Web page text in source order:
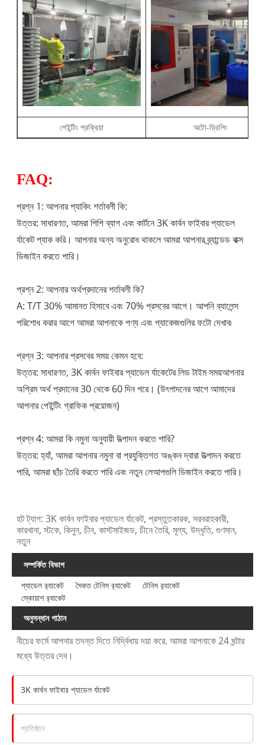
পেইন্টিং প্রক্রিয়া অটো-ড্রিলিং
FAQ:
প্রশ্ন 1: আপনার প্যাকিং শর্তাবলী কি:
উত্তর: সাধারণত, আমরা পিপি ব্যাগ এবং কার্টনে 3K কার্বন ফাইবার প্যাডেল
র্যাকেট প্যাক করি। আপনার অন্য অনুরোধ থাকলে আমরা আপনার ব্র্যান্ডেড বাক্স
ডিজাইন করতে পারি।
প্রশ্ন 2: আপনার অর্থপ্রদানের শর্তাবলী কি?
A: T/T 30% আমানত হিসাবে এবং 70% প্রসবের আগে। আপনি ব্যালেন্স
পরিশোধ করার আগে আমরা আপনাকে পণ্য এবং প্যাকেজগুলির ফটো দেখাব৷
প্রশ্ন 3: আপনার প্রসবের সময় কেমন হবে:
উত্তর: সাধারণত, 3K কার্বন ফাইবার প্যাডেল র্যাকেটের লিড টাইম সময়আপনার
অগ্রিম অর্থ প্রদানের 30 থেকে 60 দিন পরে। (উৎপাদনের আগে আমাদের
আপনার পেইন্টিং গ্রাফিক প্রয়োজন)
প্রশ্ন 4: আমরা কি নমুনা অনুযায়ী উত্পাদন করতে পারি?
উত্তর: হ্যাঁ, আমরা আপনার নমুনা বা প্রযুক্তিগত অঙ্কন দ্বারা উত্পাদন করতে
পারি, আমরা ছাঁচ তৈরি করতে পারি এবং নতুন লেআপগুলি ডিজাইন করতে পারি।
হট ট্যাগ: 3K কার্বন ফাইবার প্যাডেল র্যাকেট, প্রস্তুতকারক, সরবরাহকারী,
কারখানা, স্টকে, কিনুন, চীন, কাস্টমাইজড, চীনে তৈরি, মূল্য, উদ্ধৃতি, গুণমান,
নতুন
সম্পর্কিত বিভাগ
প্যাডেল র‌্যাকেট
সৈকত টেনিস র‌্যাকেট
টেনিস র‌্যাকেট
স্কোয়াশ র‌্যাকেট
অনুসন্ধান পাঠান
নীচের ফর্মে আপনার তদন্ত দিতে নির্দ্বিধায় দয়া করে. আমরা আপনাকে 24 ঘন্টার
মধ্যে উত্তর দেব।